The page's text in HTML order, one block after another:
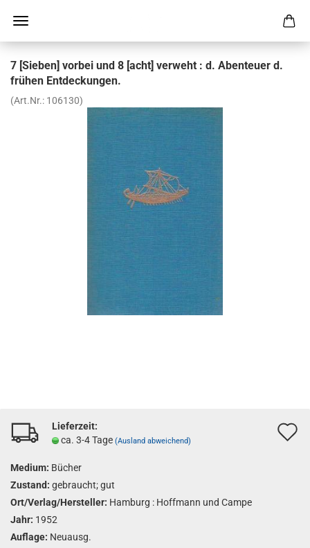
7 [Sie­ben] vor­bei und 8 [acht] ver­weht : d. Aben­teu­er d.
frü­hen Ent­de­ckun­gen.
(Art.Nr.: 106130)
Lieferzeit:
ca. 3-4 Tage (Ausland abweichend)
Medium: Bücher
Zustand: gebraucht; gut
Ort/Verlag/Hersteller: Hamburg : Hoffmann und Campe
Jahr: 1952
Auflage: Neuausg.